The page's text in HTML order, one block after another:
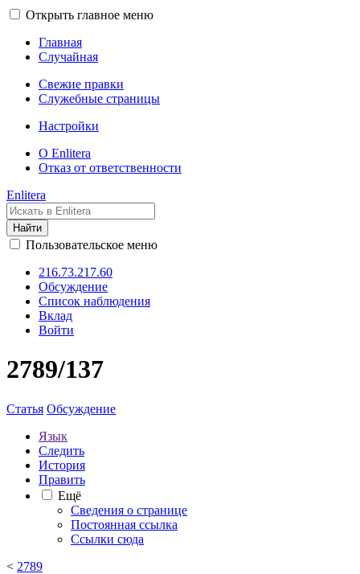
Открыть главное меню
Главная
Случайная
Свежие правки
Служебные страницы
Настройки
О Enlitera
Отказ от ответственности
Enlitera
Найти
Пользовательское меню
216.73.217.60
Обсуждение
Список наблюдения
Вклад
Войти
2789/137
Статья Обсуждение
Язык
Следить
История
Править
Ещё
Сведения о странице
Постоянная ссылка
Ссылки сюда
< 2789